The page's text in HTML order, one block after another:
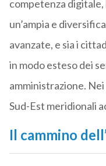
competenza
un’ampia e
avanzate, e sia i
in modo esteso dei
amministrazione. Nei
Sud-Est meridionali
Il cammino